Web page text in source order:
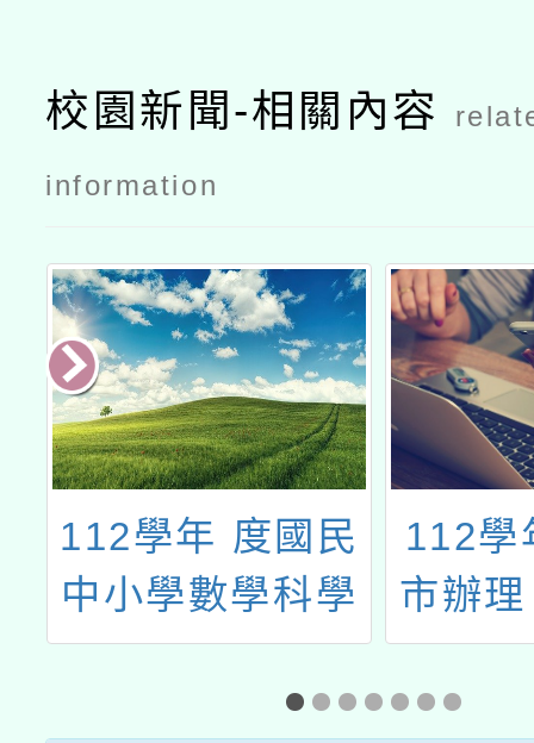
校園新聞-相關內容
information
112學年 度國民
中小學數學科學
生學習扶助教材
研發計畫
112學
市辦
助」
動計